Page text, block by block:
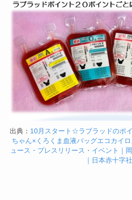
出典： 10月スタート☆ラブラッドのポ
ちゃん×くろくま血液バッグエコカイ
ュース・プレスリリース・イベント｜
｜日本赤十字社